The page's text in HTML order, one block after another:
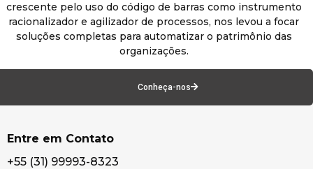
crescente pelo uso do código de barras como instrumento
racionalizador e agilizador de processos, nos levou a focar
soluções completas para automatizar o patrimônio das
organizações.
Conheça-nos
Entre em Contato
+55 (31) 99993-8323